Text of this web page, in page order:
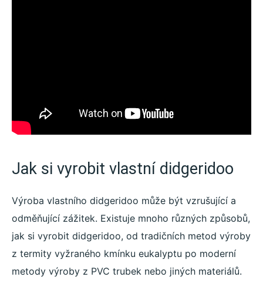
Jak si vyrobit vlastní didgeridoo
Výroba vlastního didgeridoo může být vzrušující a
odměňující zážitek. Existuje mnoho různých způsobů,
jak si vyrobit didgeridoo, od tradičních metod výroby
z termity vyžraného kmínku eukalyptu po moderní
metody výroby z PVC trubek nebo jiných materiálů.